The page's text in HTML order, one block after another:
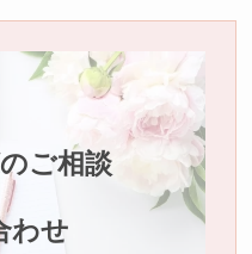
ご相談
わせ